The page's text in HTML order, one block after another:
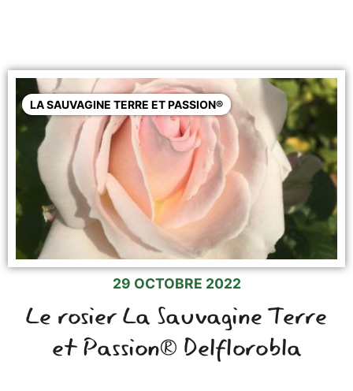
LA SAUVAGINE TERRE ET PASSION®
29 OCTOBRE 2022
Le rosier La Sauvagine Terre
et Passion® Delflorobla